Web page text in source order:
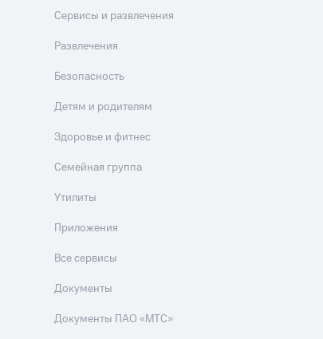
Сервисы и развлечения
Развлечения
Безопасность
Детям и родителям
Здоровье и фитнес
Семейная группа
Утилиты
Приложения
Все сервисы
Документы
Документы ПАО «МТС»